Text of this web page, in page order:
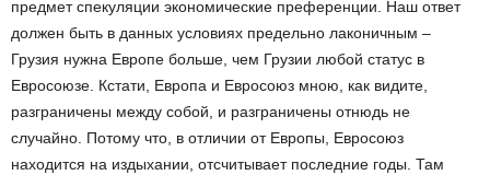
предмет спекуляции экономические преференции. Наш ответ
должен быть в данных условиях предельно лаконичным –
Грузия нужна Европе больше, чем Грузии любой статус в
Евросоюзе. Кстати, Европа и Евросоюз мною, как видите,
разграничены между собой, и разграничены отнюдь не
случайно. Потому что, в отличии от Европы, Евросоюз
находится на издыхании, отсчитывает последние годы. Там